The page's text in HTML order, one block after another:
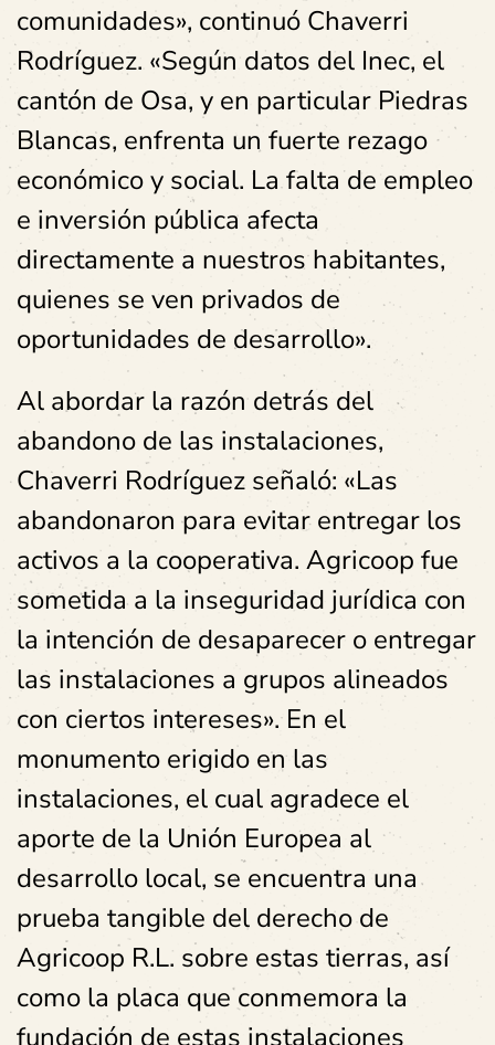
comunidades», continuó Chaverri
Rodríguez. «Según datos del Inec, el
cantón de Osa, y en particular Piedras
Blancas, enfrenta un fuerte rezago
económico y social. La falta de empleo
e inversión pública afecta
directamente a nuestros habitantes,
quienes se ven privados de
oportunidades de desarrollo».
Al abordar la razón detrás del
abandono de las instalaciones,
Chaverri Rodríguez señaló: «Las
abandonaron para evitar entregar los
activos a la cooperativa. Agricoop fue
sometida a la inseguridad jurídica con
la intención de desaparecer o entregar
las instalaciones a grupos alineados
con ciertos intereses». En el
monumento erigido en las
instalaciones, el cual agradece el
aporte de la Unión Europea al
desarrollo local, se encuentra una
prueba tangible del derecho de
Agricoop R.L. sobre estas tierras, así
como la placa que conmemora la
fundación de estas instalaciones